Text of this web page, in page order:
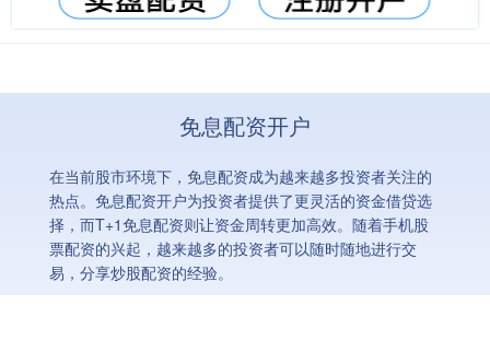
免息配资开户
在当前股市环境下，免息配资成为越来越多投资者关注的
热点。免息配资开户为投资者提供了更灵活的资金借贷选
择，而T+1免息配资则让资金周转更加高效。随着手机股
票配资的兴起，越来越多的投资者可以随时随地进行交
易，分享炒股配资的经验。